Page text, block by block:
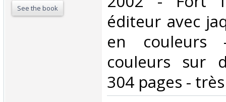
See the book
éditeur avec
en couleurs
couleurs sur
304 pages -